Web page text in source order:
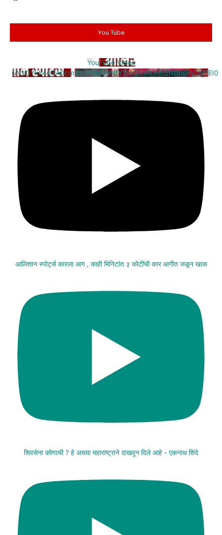
You Tube
YouTube Video
VVV0Ykk4d3A0cm94U1VaQUNfY2xrQ1hRLmh5N0hsRVJNREI0
आलिशान स्पोर्ट्स कारला आग , काही मिनिटांत ३ कोटींची कार आगीत जळून खाक
शिवसेना कोणाची ? हे अख्या महाराष्ट्राने दाखवून दिले आहे - एकनाथ शिंदे